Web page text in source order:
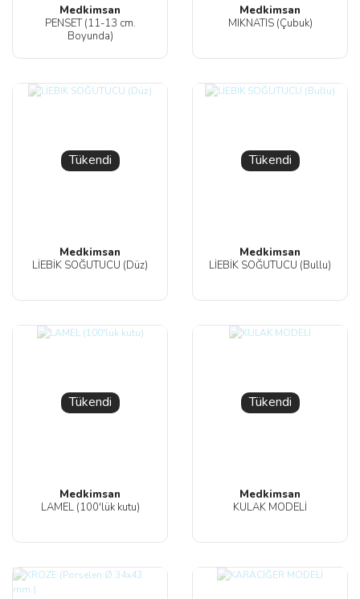
Medkimsan
PENSET (11-13 cm.
Boyunda)
Medkimsan
MIKNATIS (Çubuk)
Tükendi
Medkimsan
LİEBİK SOĞUTUCU (Düz)
Tükendi
Medkimsan
LİEBİK SOĞUTUCU (Bullu)
Tükendi
Medkimsan
LAMEL (100'lük kutu)
Tükendi
Medkimsan
KULAK MODELİ